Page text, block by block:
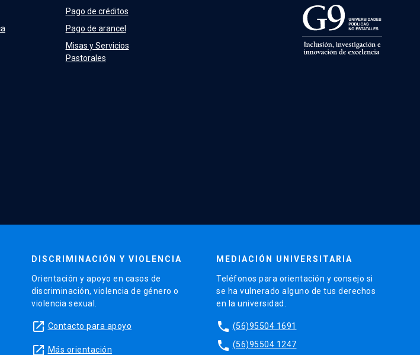
Pago de créditos
Pago de arancel
Misas y Servicios
Pastorales
DISCRIMINACIÓN Y VIOLENCIA
Orientación y apoyo en casos de
discriminación, violencia de género o
violencia sexual.
launch Contacto para apoyo
launch Más orientación
MEDIACIÓN UNIVERSITARIA
Teléfonos para orientación y consejo si
se ha vulnerado alguno de tus derechos
en la universidad.
phone (56)95504 1691
phone (56)95504 1247